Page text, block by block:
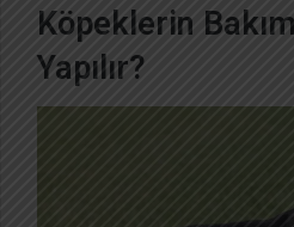
Köpeklerin
Yapılır?